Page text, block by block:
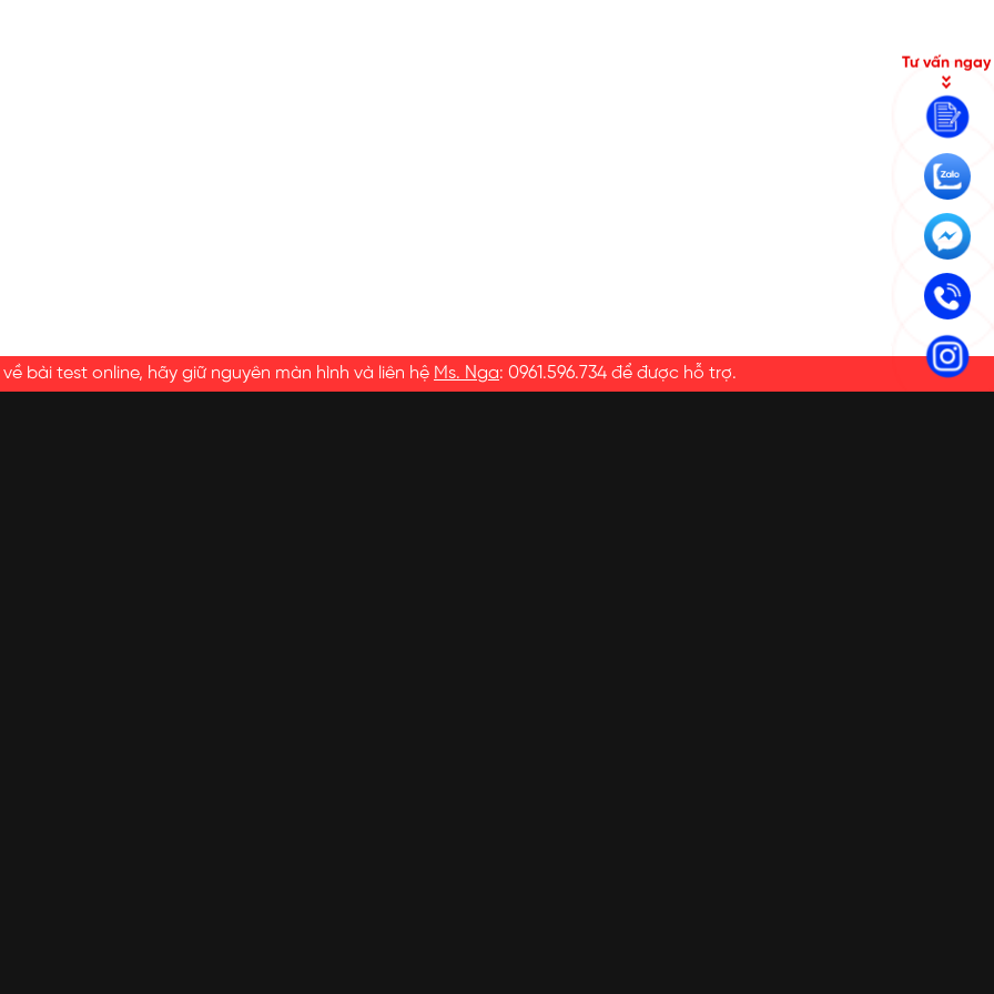
bài test online, hãy giữ nguyên màn hình và liên hệ Ms. Nga: 0961.596.734 để được hỗ trợ.
Tư vấn ngay